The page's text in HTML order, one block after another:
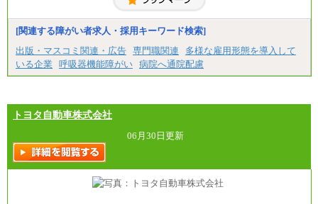
[関連する障がい者求人・採用キーワード検索]
出版・マスコミ関連・広告 専門職関連
多様な雇用形態を導入して
いる企業
呼吸器機能障がい 病院へ通院配慮
トヨタ自動車株式会社
06月30日更新